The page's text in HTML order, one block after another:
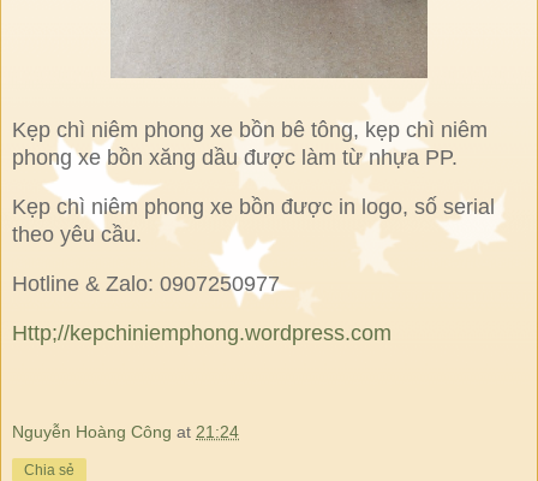
Kẹp chì niêm phong xe bồn bê tông, kẹp chì niêm
phong xe bồn xăng dầu được làm từ nhựa PP.
Kẹp chì niêm phong xe bồn được in logo, số serial
theo yêu cầu.
Hotline & Zalo: 0907250977
Http;//kepchiniemphong.wordpress.com
Nguyễn Hoàng Công at 21:24
Chia sẻ